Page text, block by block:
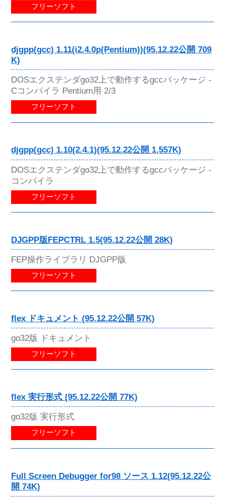
フリーソフト
djgpp(gcc) 1.11(i2.4.0p(Pentium))(95.12.22公開 709
K)
DOSエクステンダgo32上で動作するgccパッケージ -
Cコンパイラ Pentium用 2/3
フリーソフト
djgpp(gcc) 1.10(2.4.1)(95.12.22公開 1,557K)
DOSエクステンダgo32上で動作するgccパッケージ -
コンパイラ
フリーソフト
DJGPP版FEPCTRL 1.5(95.12.22公開 28K)
FEP操作ライブラリ DJGPP版
フリーソフト
flex ドキュメント (95.12.22公開 57K)
go32版 ドキュメント
フリーソフト
flex 実行形式 (95.12.22公開 77K)
go32版 実行形式
フリーソフト
Full Screen Debugger for98 ソース 1.12(95.12.22公
開 74K)